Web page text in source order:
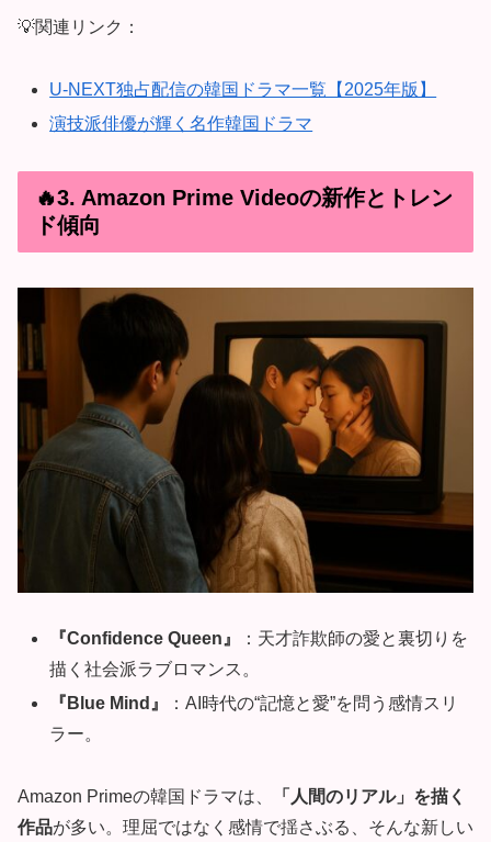
💡関連リンク：
U-NEXT独占配信の韓国ドラマ一覧【2025年版】
演技派俳優が輝く名作韓国ドラマ
🔥3. Amazon Prime Videoの新作とトレン
ド傾向
『Confidence Queen』
：天才詐欺師の愛と裏切りを
描く社会派ラブロマンス。
『Blue Mind』
：AI時代の“記憶と愛”を問う感情スリ
ラー。
Amazon Primeの韓国ドラマは、
「人間のリアル」を描く
作品が多い。理屈ではなく感情で揺さぶる、そんな新しい